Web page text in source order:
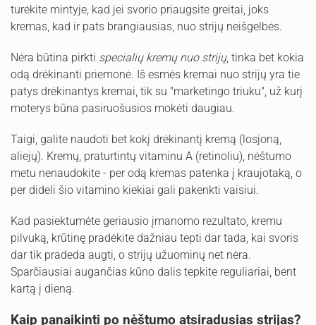
turėkite mintyje, kad jei svorio priaugsite greitai, joks
kremas, kad ir pats brangiausias, nuo strijų neišgelbės.
Nėra būtina pirkti specialių kremų nuo strijų, tinka bet kokia
odą drėkinanti priemonė. Iš esmės kremai nuo strijų yra tie
patys drėkinantys kremai, tik su "marketingo triuku", už kurį
moterys būna pasiruošusios mokėti daugiau.
Taigi, galite naudoti bet kokį drėkinantį kremą (losjoną,
aliejų). Kremų, praturtintų vitaminu A (retinoliu), nėštumo
metu nenaudokite - per odą kremas patenka į kraujotaką, o
per dideli šio vitamino kiekiai gali pakenkti vaisiui.
Kad pasiektumėte geriausio įmanomo rezultato, kremu
pilvuką, krūtinę pradėkite dažniau tepti dar tada, kai svoris
dar tik pradeda augti, o strijų užuominų net nėra.
Sparčiausiai augančias kūno dalis tepkite reguliariai, bent
kartą į dieną.
Kaip panaikinti po nėštumo atsiradusias strijas?